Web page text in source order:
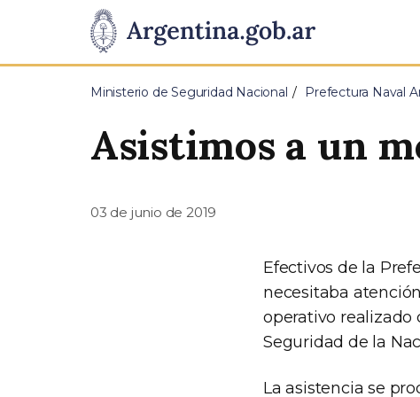
Presidencia
de
Pasar al contenido principal
Ministerio de Seguridad Nacional Prefectura Naval
Asistimos a un
03 de junio de 2019
Efectivos de la
necesitaba
operativo realizado
Seguridad de la
La asistencia se